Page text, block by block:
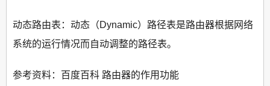
动态路由表：动态（Dynamic）路径表是路由器根据网络
系统的运行情况而自动调整的路径表。
参考资料：百度百科 路由器的作用功能